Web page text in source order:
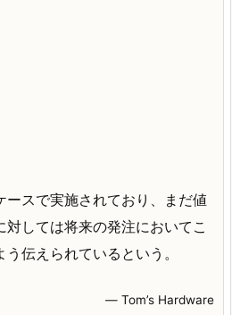
ースで実施されており、まだ値
しては将来の発注においてこ
伝えられているという。
― Tom’s Hardware